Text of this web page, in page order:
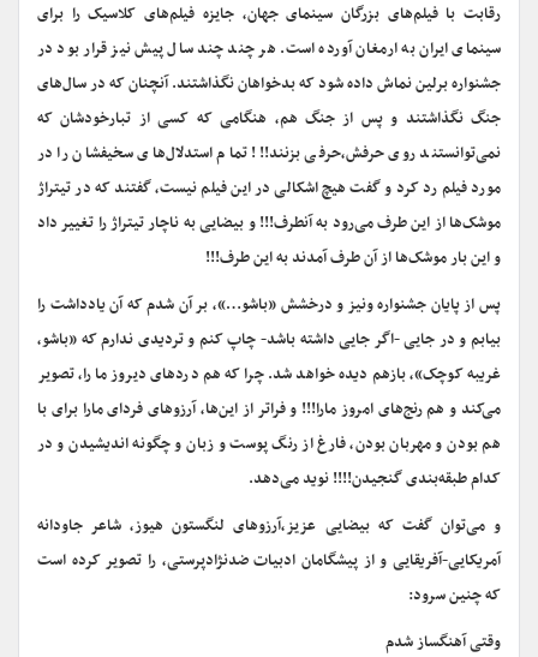
رقابت با فیلم‌های بزرگان سینمای جهان، جایزه فیلم‌های کلاسیک را برای
سینمای ایران به ارمغان آورده است. هر چند چند سال پیش نیز قرار بود در
جشنواره برلین نماش داده شود که بدخواهان نگذاشتند. آنچنان که در سال‌های
جنگ نگذاشتند و پس از جنگ‌ هم، هنگامی که کسی از تبارخودشان که
نمی‌توانستند روی حرفش،حرفی بزنند!!! تمام استدلال‌های سخیفشان را در
مورد فیلم رد کرد و گفت هیچ اشکالی در این فیلم نیست، گفتند که در تیتراژ
موشک‌ها از این طرف می‌رود به آنطرف!!! و بیضایی به ناچار تیتراژ را تغییر داد
و این بار موشک‌ها از آن طرف آمدند به این طرف!!!
پس از پایان جشنواره ونیز و درخشش «باشو…»، بر آن شدم که آن یادداشت را
بیابم و در جایی -اگر جایی داشته باشد- چاپ کنم و ‌تردیدی ندارم که «باشو،
غریبه کوچک»، بازهم دیده خواهد شد. چرا که هم دردهای دیروز ما را، تصویر
می‌کند و هم رنج‌های امروز مارا!!! و فراتر از این‌ها، آرزوهای فردای مارا برای با
هم بودن و مهربان بودن، فارغ از رنگ پوست و‌ زبان و چگونه اندیشیدن و در
کدام طبقه‌بندی ‌گنجیدن!!!! نوید می‌دهد.
و می‌توان گفت که بیضایی عزیز،آرزوهای لنگستون هیوز، شاعر جاودانه
آمریکایی-آفریقایی و از پیشگامان ادبیات ضدنژادپرستی، را تصویر کرده است
که چنین سرود:
وقتی آهنگساز شدم